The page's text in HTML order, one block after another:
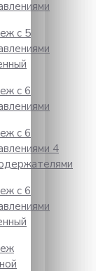
с 5
с 6
с 6
4
с 6